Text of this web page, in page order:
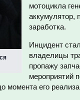
мотоцикла
аккумулятор,
заработка.
Инцидент
владелицы
пропажу
мероприятий
момента его